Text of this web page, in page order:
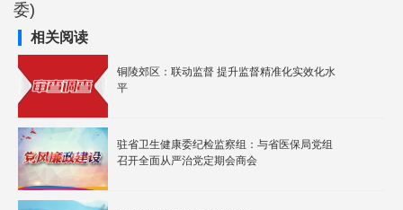
委)
相关阅读
铜陵郊区：联动监督 提升监督精准化实效化水
平
驻省卫生健康委纪检监察组：与省医保局党组
召开全面从严治党定期会商会